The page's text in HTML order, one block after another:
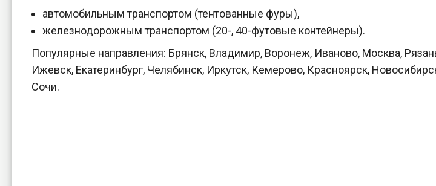
автомобильным транспортом (тентованные фуры),
железнодорожным транспортом (20-, 40-футовые контейнеры).
Популярные направления: Брянск, Владимир, Воронеж, Иваново, Москва,
Ижевск, Екатеринбург, Челябинск, Иркутск, Кемерово, Красноярск,
Сочи.